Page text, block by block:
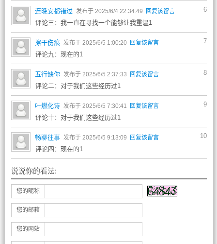
6
连晚安都错过 发布于 2025/6/4 22:34:49 回复该留言
评论三：我一直在寻找一个能够让我重温1
7
擦干伤痕 发布于 2025/6/5 1:00:20 回复该留言
评论九：现在的1
8
五行缺你 发布于 2025/6/5 2:37:33 回复该留言
评论二：对于我们这些经历过1
9
叶燃化诗 发布于 2025/6/5 7:30:41 回复该留言
评论十：对于我们这些经历过1
10
畅聊往事 发布于 2025/6/5 9:13:09 回复该留言
评论四：现在的1
说说你的看法:
您的昵称
您的邮箱
您的网站